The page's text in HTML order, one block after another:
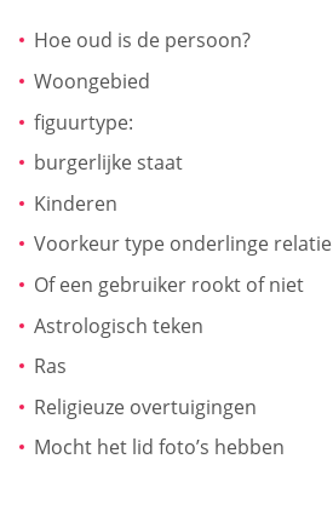
Hoe oud is de persoon?
Woongebied
figuurtype:
burgerlijke staat
Kinderen
Voorkeur type onderlinge relatie
Of een gebruiker rookt of niet
Astrologisch teken
Ras
Religieuze overtuigingen
Mocht het lid foto’s hebben